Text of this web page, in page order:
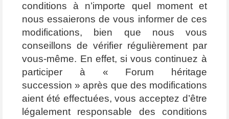
conditions à n’importe quel moment et
nous essaierons de vous informer de ces
modifications, bien que nous vous
conseillons de vérifier régulièrement par
vous-même. En effet, si vous continuez à
participer à « Forum héritage
succession » après que des modifications
aient été effectuées, vous acceptez d’être
légalement responsable des conditions